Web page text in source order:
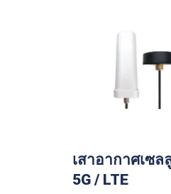
เสาอากาศเซ
5G / LTE